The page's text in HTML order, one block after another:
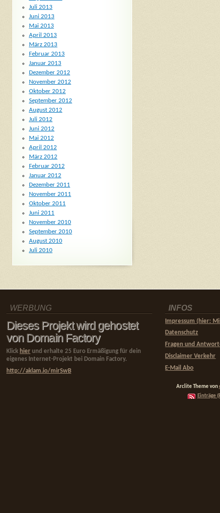
Juli 2013
Juni 2013
Mai 2013
April 2013
März 2013
Februar 2013
Januar 2013
Dezember 2012
November 2012
Oktober 2012
September 2012
August 2012
Juli 2012
Juni 2012
Mai 2012
April 2012
März 2012
Februar 2012
Januar 2012
Dezember 2011
November 2011
Oktober 2011
Juni 2011
November 2010
September 2010
August 2010
Juli 2010
WERBUNG
Dieses Projekt wird gehostet
von Domain Factory
Klick hier und erhalte 25 Euro Ermäßigung für dein
eigenes Internet-Projekt bei Domain Factory.
http://aklam.io/mirSwB
INFOS
Impressum (hier:
Datenschutz
Fragen und
Disclaimer Verkehr
E-Mail Abo
Arclite Theme von
Einträge